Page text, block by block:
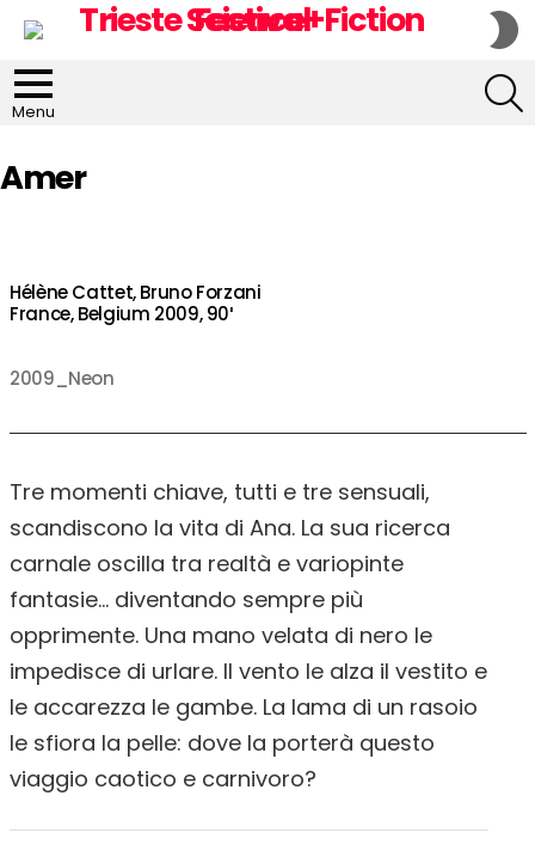
Menu
Amer
Hélène Cattet, Bruno Forzani
France, Belgium 2009, 90′
2009_Neon
Tre momenti chiave, tutti e tre sensuali,
scandiscono la vita di Ana. La sua ricerca
carnale oscilla tra realtà e variopinte
fantasie… diventando sempre più
opprimente. Una mano velata di nero le
impedisce di urlare. Il vento le alza il vestito e
le accarezza le gambe. La lama di un rasoio
le sfiora la pelle: dove la porterà questo
viaggio caotico e carnivoro?